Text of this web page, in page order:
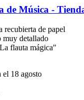
de Música -​
recubierta de papel
muy detallado
flauta mágica"
el 18 agosto